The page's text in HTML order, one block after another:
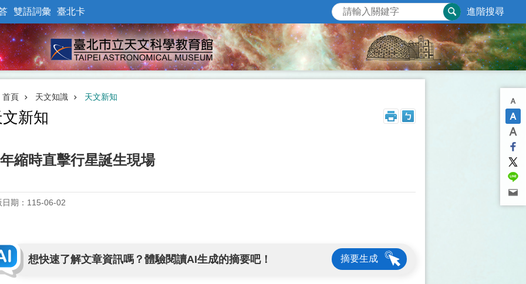
雙語詞彙 臺北卡 進階搜尋
首頁 天文知識 天文新知
新知
縮時直擊行星誕生現場
日期：115-06-02
想快速了解文章資訊嗎？體驗閱讀AI生成的摘要吧！ 摘要生成